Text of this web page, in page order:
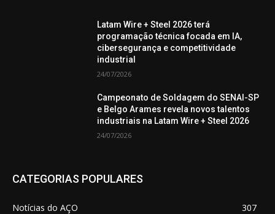
Latam Wire + Steel 2026 terá
programação técnica focada em IA,
cibersegurança e competitividade
industrial
24/07/2026
Campeonato de Soldagem do SENAI-SP
e Belgo Arames revela novos talentos
industriais na Latam Wire + Steel 2026
24/07/2026
CATEGORIAS POPULARES
Notícias do AÇO
307